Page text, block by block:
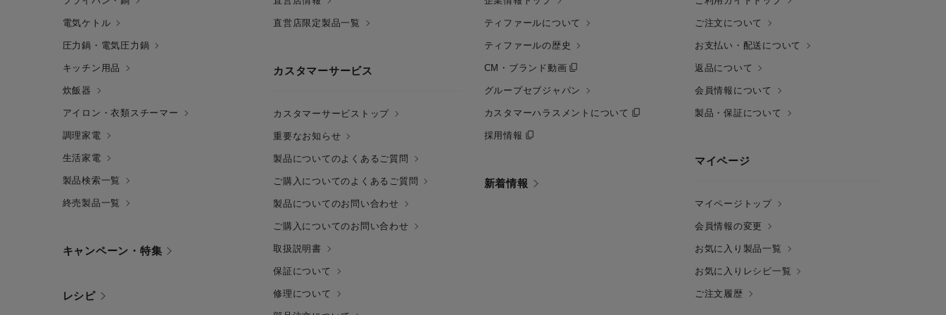
電気ケトル
圧力鍋・電気圧力鍋
キッチン用品
炊飯器
アイロン・衣類スチーマー
調理家電
生活家電
製品検索一覧
終売製品一覧
キャンペーン・特集
レシピ
直営店限定製品一覧
カスタマーサービス
カスタマーサービストップ
重要なお知らせ
製品についてのよくあるご質問
ご購入についてのよくあるご質問
製品についてのお問い合わせ
ご購入についてのお問い合わせ
取扱説明書
保証について
修理について
ティファールについて
ティファールの歴史
CM・ブランド動画
グループセブジャパン
カスタマーハラスメントについて
採用情報
新着情報
ご注文について
お支払い・配送について
返品について
会員情報について
製品・保証について
マイページ
マイページトップ
会員情報の変更
お気に入り製品一覧
お気に入りレシピ一覧
ご注文履歴